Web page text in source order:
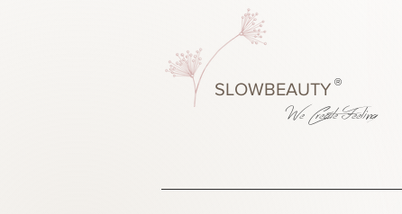
®
SLOWBEAUTY
We CreateFeeling